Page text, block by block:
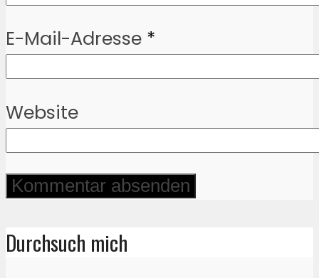
E-Mail-Adresse *
Website
Durchsuch mich